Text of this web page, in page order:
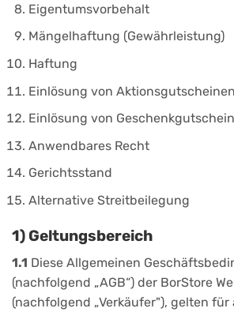
Eigentumsvorbehalt
Mängelhaftung (Gewährleistung)
Haftung
Einlösung von Aktionsgutscheinen
Einlösung von
Anwendbares Recht
Gerichtsstand
Alternative Streitbeilegung
1) Geltungsbereich
1.1 Diese Allgemeinen
(nachfolgend „AGB“) der BorStore
(nachfolgend „Verkäufer"), gelten für